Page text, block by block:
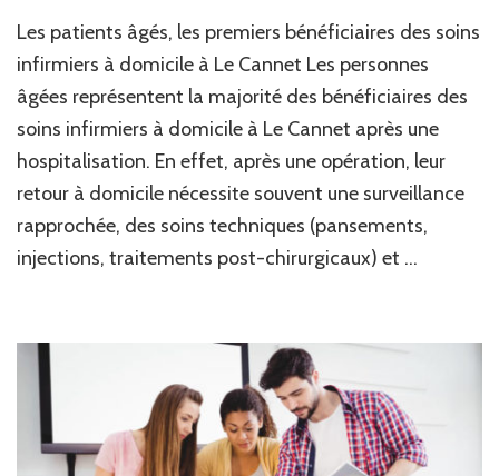
peut
bénéficier
soins
infirmiers
à
domicile
à
Le
après
Les patients âgés, les premiers bénéficiaires des soins
infirmiers à domicile à Le Cannet Les personnes
âgées représentent la majorité des bénéficiaires des
soins infirmiers à domicile à Le Cannet après une
hospitalisation. En effet, après une opération, leur
retour à domicile nécessite souvent une surveillance
rapprochée, des soins techniques (pansements,
injections, traitements post-chirurgicaux) et …